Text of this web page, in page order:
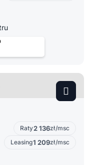
Raty2 136zł/msc
Leasing1 209zł/msc